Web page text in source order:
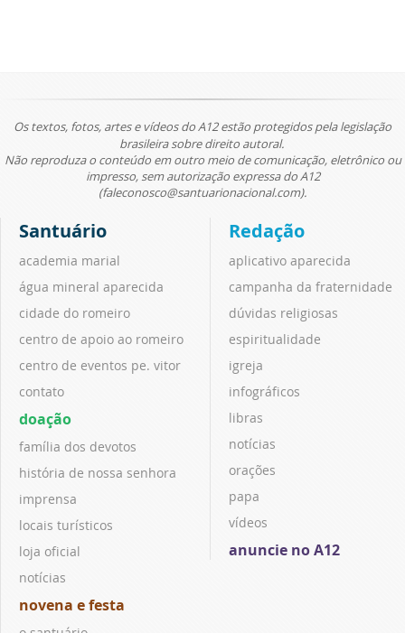
Os textos, fotos, artes e vídeos do A12 estão protegidos pela legislação
brasileira sobre direito autoral.
Não reproduza o conteúdo em outro meio de comunicação, eletrônico ou
impresso, sem autorização expressa do A12
(faleconosco@santuarionacional.com).
Santuário
academia marial
água mineral aparecida
cidade do romeiro
centro de apoio ao romeiro
centro de eventos pe. vitor
contato
doação
família dos devotos
história de nossa senhora
imprensa
locais turísticos
loja oficial
notícias
novena e festa
Redação
aplicativo aparecida
campanha da fraternidade
dúvidas religiosas
espiritualidade
igreja
infográficos
libras
notícias
orações
papa
vídeos
anuncie no A12